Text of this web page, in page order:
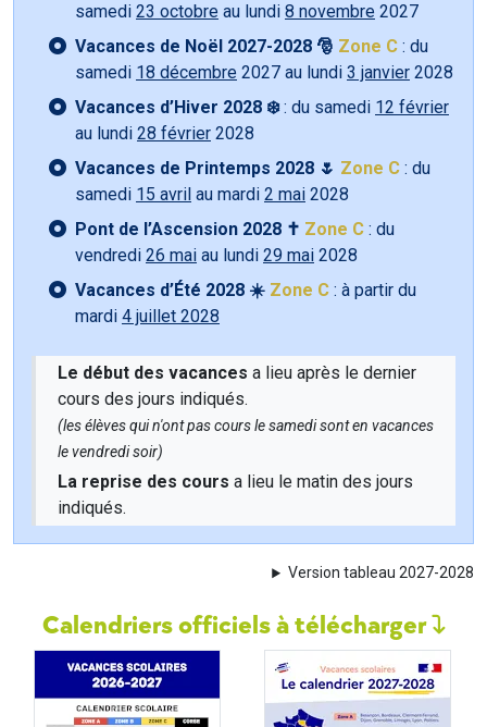
samedi 23 octobre au lundi 8 novembre 2027
Vacances de Noël 2027-2028 🎅 Zone C : du
samedi 18 décembre 2027 au lundi 3 janvier 2028
Vacances d’Hiver 2028 ❄️: du samedi 12 février
au lundi 28 février 2028
Vacances de Printemps 2028 🌷 Zone C : du
samedi 15 avril au mardi 2 mai 2028
Pont de l’Ascension 2028 ✝️ Zone C : du
vendredi 26 mai au lundi 29 mai 2028
Vacances d’Été 2028 ☀️ Zone C : à partir du
mardi 4 juillet 2028
Le début des vacances a lieu après le dernier
cours des jours indiqués.
(les élèves qui n'ont pas cours le samedi sont en vacances
le vendredi soir)
La reprise des cours a lieu le matin des jours
indiqués.
Version tableau 2027-2028
Calendriers officiels à télécharger